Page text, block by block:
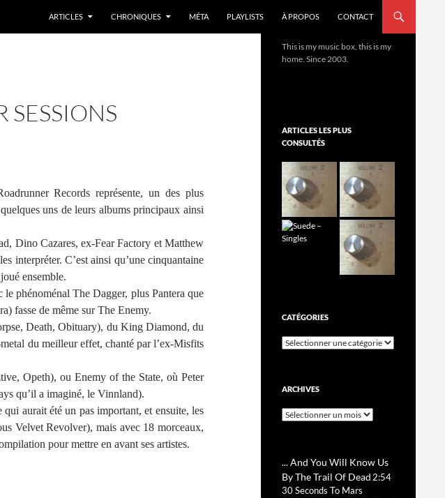
ARTICLES CHRONIQUES MÉTA PLAYLISTS À PROPOS CONTACT
SESSIONS
Records représente, un des plus
uns de leurs albums principaux ainsi
Dino Cazares, ex-Fear Factory et Matthew
interpréter. C’est ainsi qu’une cinquantaine
ensemble.
phénoménal The Dagger, plus Pantera que
fasse de même sur The Enemy.
Death, Obituary), du King Diamond, du
du meilleur effet, chanté par l’ex-Misfits
Opeth), ou Enemy of the State, où Peter
qu’il a imaginé, le Vinnland).
aurait été un pas important, et ensuite, les
Velvet Revolver), mais avec 18 morceaux,
pour mettre en avant ses artistes.
This is my music box, this is my
home. Since 2003.
ARTICLES LES PLUS
CONSULTÉS
CATÉGORIES
Catégories
ARCHIVES
Archives
... And You Will Know Us
By The Trail Of Dead 2:54
30 Seconds To Mars